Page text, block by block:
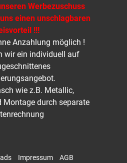
Werbezuschuss
einen unschlagbaren
!!!
Anzahlung möglich !
wir ein individuell auf
wie z.B. Metallic,
Montage durch separate
Impressum AGB